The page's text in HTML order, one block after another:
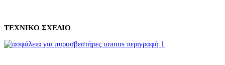
ΤΕΧΝΙΚΟ ΣΧΕΔΙΟ